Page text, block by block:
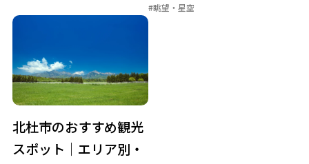
#眺望・星空
北杜市のおすすめ観光
スポット｜エリア別・